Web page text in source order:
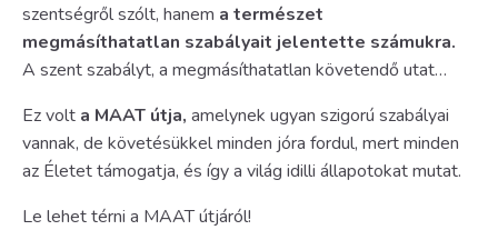
szentségről szólt, hanem a természet
megmásíthatatlan szabályait jelentette számukra.
A szent szabályt, a megmásíthatatlan követendő utat…
Ez volt a MAAT útja, amelynek ugyan szigorú szabályai
vannak, de követésükkel minden jóra fordul, mert minden
az Életet támogatja, és így a világ idilli állapotokat mutat.
Le lehet térni a MAAT útjáról!